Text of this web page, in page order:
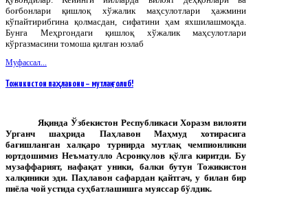
боғбонлари қишлоқ хўжалик маҳсулотлари ҳажмини
кўпайтирибгина қолмасдан, сифатини ҳам яхшилашмоқда.
Бунга Меҳргондаги қишлоқ хўжалик маҳсулотлари
кўргазмасини томоша қилган юзлаб
Муфассал...
Тожикистон паҳлавони – мутлақ ғолиб!
Яқинда Ўзбекистон Республикаси Хоразм вилояти
Урганч
шаҳрида Паҳлавон Маҳмуд
хотирасига
бағишланган
халқаро турнирда мутлақ
чемпионликни
юртдошимиз Неъматулло Асронқулов қўлга киритди.Бу
музаффарият, нафақат уники, балки бутун Тожикистон
халқиники эди. Паҳлавон сафардан қайтгач, у билан бир
пиёла чой устида суҳбатлашишга муяссар бўлдик.